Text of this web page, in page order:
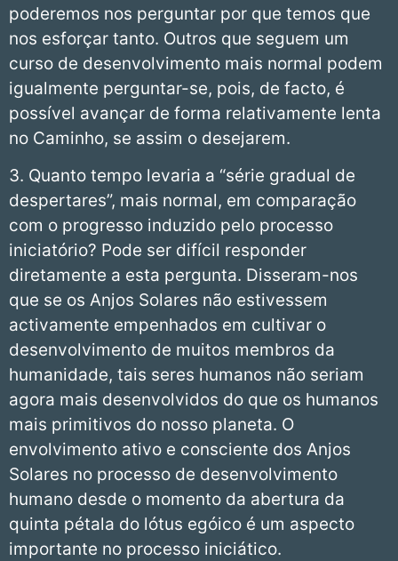
poderemos nos perguntar por que temos que
nos esforçar tanto. Outros que seguem um
curso de desenvolvimento mais normal podem
igualmente perguntar-se, pois, de facto, é
possível avançar de forma relativamente lenta
no Caminho, se assim o desejarem.
3. Quanto tempo levaria a “série gradual de
despertares”, mais normal, em comparação
com o progresso induzido pelo processo
iniciatório? Pode ser difícil responder
diretamente a esta pergunta. Disseram-nos
que se os Anjos Solares não estivessem
activamente empenhados em cultivar o
desenvolvimento de muitos membros da
humanidade, tais seres humanos não seriam
agora mais desenvolvidos do que os humanos
mais primitivos do nosso planeta. O
envolvimento ativo e consciente dos Anjos
Solares no processo de desenvolvimento
humano desde o momento da abertura da
quinta pétala do lótus egóico é um aspecto
importante no processo iniciático.